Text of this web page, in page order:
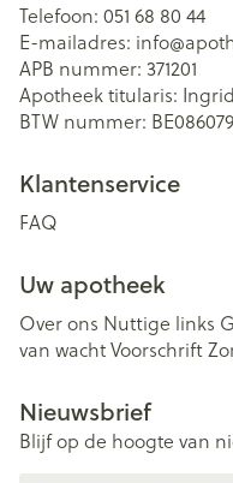
Telefoon: 051 68 80 44
E-mailadres: info@
APB nummer: 371201
Apotheek titularis:
BTW nummer:
Klantenservice
FAQ
Uw apotheek
Over ons Nuttige links
van wachtVoorschrift
Nieuwsbrief
Blijf op de hoogte van